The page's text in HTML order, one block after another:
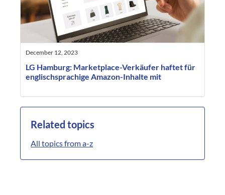
December 12, 2023
LG Hamburg: Marketplace-Verkäufer haftet für
englischsprachige Amazon-Inhalte mit
Related topics
All topics from a-z